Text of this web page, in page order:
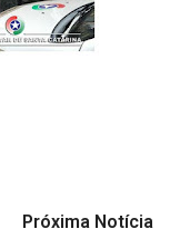
Próxima Notícia